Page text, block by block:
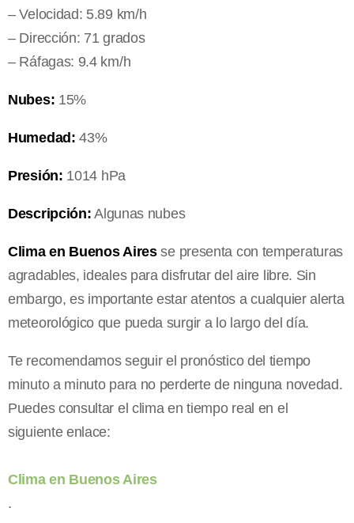
– Velocidad: 5.89 km/h
– Dirección: 71 grados
– Ráfagas: 9.4 km/h
Nubes: 15%
Humedad: 43%
Presión: 1014 hPa
Descripción: Algunas nubes
Clima en Buenos Airesse presenta con temperaturas
agradables, ideales para disfrutar del aire libre. Sin
embargo, es importante estar atentos a cualquier alerta
meteorológico que pueda surgir a lo largo del día.
Te recomendamos seguir el pronóstico del tiempo
minuto a minuto para no perderte de ninguna novedad.
Puedes consultar el clima en tiempo real en el
siguiente enlace:
Clima en Buenos Aires
.